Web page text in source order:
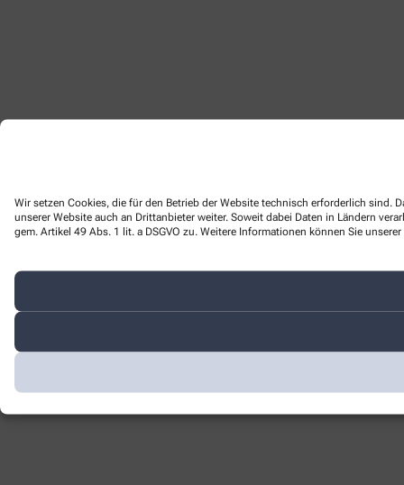
Wir setzen Cookies, die für den Betrieb der Website technisch erforderlich sind.
unserer Website auch an Drittanbieter weiter. Soweit dabei Daten in Ländern
gem. Artikel 49 Abs. 1 lit. a DSGVO zu. Weitere Informationen können Sie unserer